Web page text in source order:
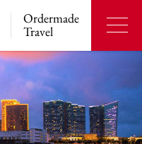
Ordermade
Travel